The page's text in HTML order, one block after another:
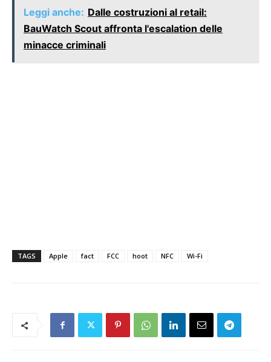
Leggi anche: Dalle costruzioni al retail:
BauWatch Scout affronta l'escalation delle
minacce criminali
TAGS Apple fact FCC hoot NFC Wi-Fi